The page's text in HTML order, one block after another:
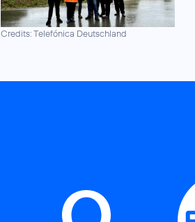
Credits: Telefónica Deutschland